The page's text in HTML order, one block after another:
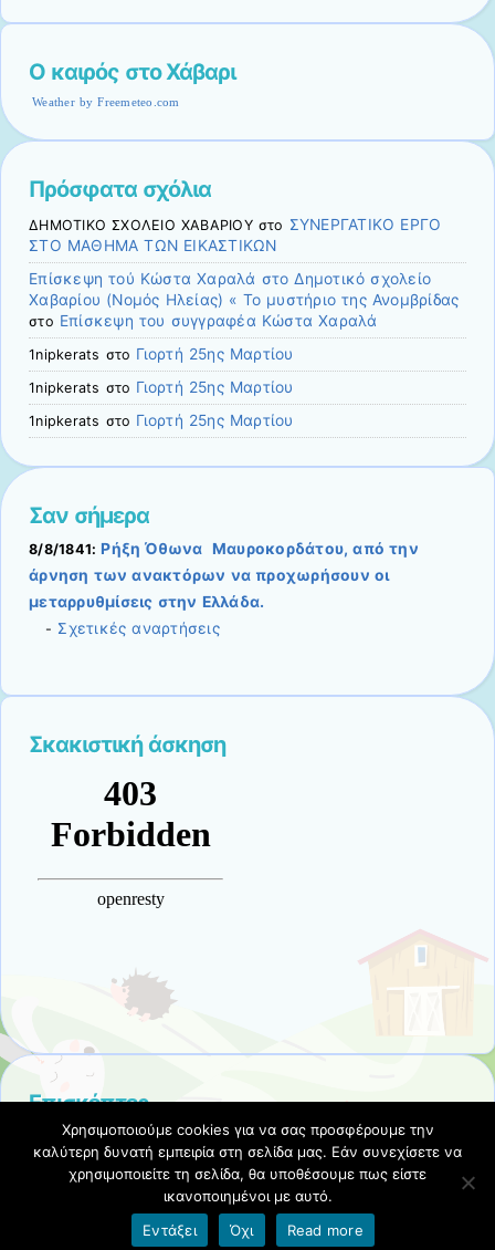
Ο καιρός στο Χάβαρι
Weather by Freemeteo.com
Πρόσφατα σχόλια
ΔΗΜΟΤΙΚΟ ΣΧΟΛΕΙΟ ΧΑΒΑΡΙΟΥστο ΣΥΝΕΡΓΑΤΙΚΟ ΕΡΓΟ
ΣΤΟ ΜΑΘΗΜΑ ΤΩΝ ΕΙΚΑΣΤΙΚΩΝ
Επίσκεψη τού Κώστα Χαραλά στο Δημοτικό σχολείο
Χαβαρίου (Νομός Ηλείας) « Το μυστήριο της Ανομβρίδας
στο Επίσκεψη του συγγραφέα Κώστα Χαραλά
1nipkerats στο Γιορτή 25ης Μαρτίου
1nipkerats στο Γιορτή 25ης Μαρτίου
1nipkerats στο Γιορτή 25ης Μαρτίου
Σαν σήμερα
8/8/1841: Ρήξη Όθωνα  Μαυροκορδάτου, από την
άρνηση των ανακτόρων να προχωρήσουν οι
μεταρρυθμίσεις στην Ελλάδα.
- Σχετικές αναρτήσεις
Σκακιστική άσκηση
Επισκέπτες
Όροι χρήσης blogs.sch.gr| Δήλωση προσβασιμότητας
Χρησιμοποιούμε cookies για να σας προσφέρουμε την
καλύτερη δυνατή εμπειρία στη σελίδα μας. Εάν συνεχίσετε να
χρησιμοποιείτε τη σελίδα, θα υποθέσουμε πως είστε
ικανοποιημένοι με αυτό.
Εντάξει
Όχι Read more